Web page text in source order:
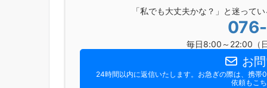
「私でも大丈夫かな？」と迷って
毎日8:00～22:00（
お
24時間以内に返信いたします。お急ぎの際は、携
依頼もこ